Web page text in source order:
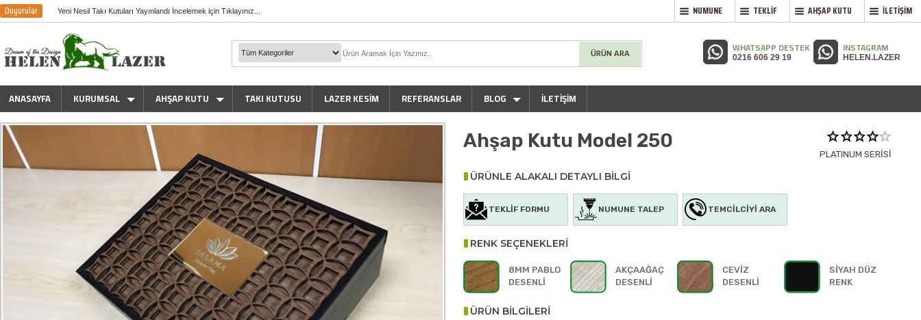
Duyurular Yeni Nesil Takı Kutuları Yayınlandı İncelemek için Tıklayınız... İLETİŞİM
AHŞAP KUTU
TEKLİF
NUMUNE
ÜRÜN ARA WHATSAPP DESTEK
0216 606 29 19
INSTAGRAM
HELEN.LAZER
ANASAYFA KURUMSAL AHŞAP KUTU TAKI KUTUSU LAZER KESIM REFERANSLAR BLOG İLETİŞİM
Ahşap Kutu Model 250
PLATINUM SERİSİ
ÜRÜNLE ALAKALI DETAYLI BİLGİ
TEKLİF FORMU NUMUNE TALEP TEMCİLCİYİ ARA
RENK SEÇENEKLERİ
8MM PABLO
DESENLİ
AKÇAAĞAÇ
DESENLİ
CEVİZ
DESENLİ
SİYAH DÜZ
RENK
ÜRÜN BİLGİLERİ